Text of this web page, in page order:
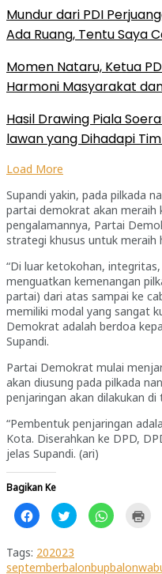
Mundur dari PDI
Ada Ruang, Tentu Saya
Momen Nataru, Ketua
Harmoni Masyarakat
Hasil Drawing Piala
lawan yang Dihadapi
Load More
Supandi yakin, pada pilkada
partai demokrat akan meraih
pengalamannya, Partai
strategi khusus untuk meraih
“Di luar ketokohan,
menguatkan kemenangan
partai) dari atas sampai ke
memiliki modal yang sangat
Demokrat adalah berdoa
Supandi.
Partai Demokrat mulai
akan diusung pada pilkada
penjaringan akan dilakukan
“Pembentuk penjaringan
Kota. Diserahkan ke DPD,
jelas Supandi. (ari)
Bagikan Ke
Klik
untuk
membagikan
Facebook(Membuka
di
jendela
Klik
untuk
berbagi
Twitter(Membuka
di
jendela
Klik
untuk
di
jendela
yang
Tags: 202023
septemberbalonbup